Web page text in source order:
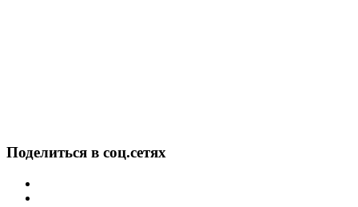
Поделиться в соц.сетях